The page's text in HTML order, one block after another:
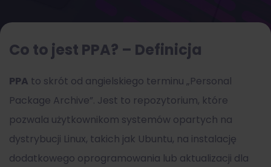
Co to jest PPA? – Definicja
PPA to skrót od angielskiego terminu „Personal
Package Archive”. Jest to repozytorium, które
pozwala użytkownikom systemów opartych na
dystrybucji Linux, takich jak Ubuntu, na instalację
dodatkowego oprogramowania lub aktualizacji dla